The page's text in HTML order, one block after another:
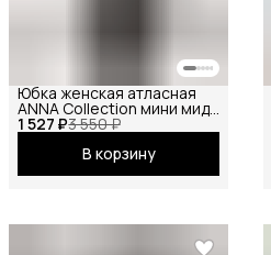
1 527 ₽3 550 ₽
Юбка женская атласная
ANNA Collection мини миди
макси на резинке
короткие и длинные
В корзину